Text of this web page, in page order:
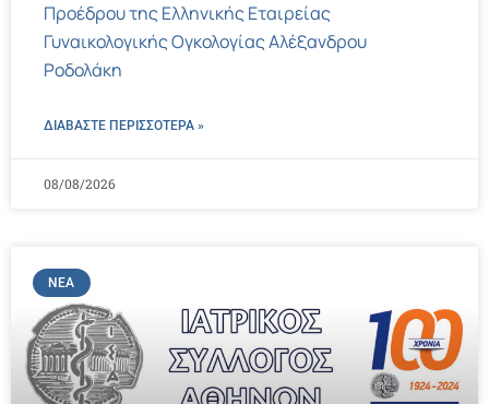
Προέδρου της Ελληνικής Εταιρείας
Γυναικολογικής Ογκολογίας Αλέξανδρου
Ροδολάκη
ΔΙΑΒΑΣΤΕ ΠΕΡΙΣΣΌΤΕΡΑ »
08/08/2026
ΝΈΑ